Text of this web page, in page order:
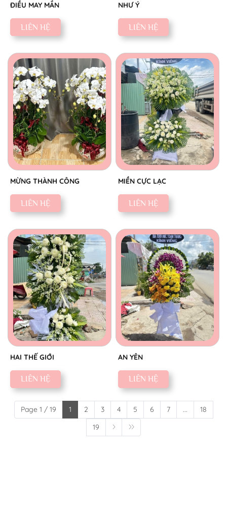
ĐIỀU MAY MẮN
LIÊN HỆ
NHƯ Ý
LIÊN HỆ
MỪNG THÀNH CÔNG
LIÊN HỆ
MIỀN CỰC LẠC
LIÊN HỆ
HAI THẾ GIỚI
LIÊN HỆ
AN YÊN
LIÊN HỆ
Page 1 / 19 1 2 3 4 5 6 7 ...
18
19